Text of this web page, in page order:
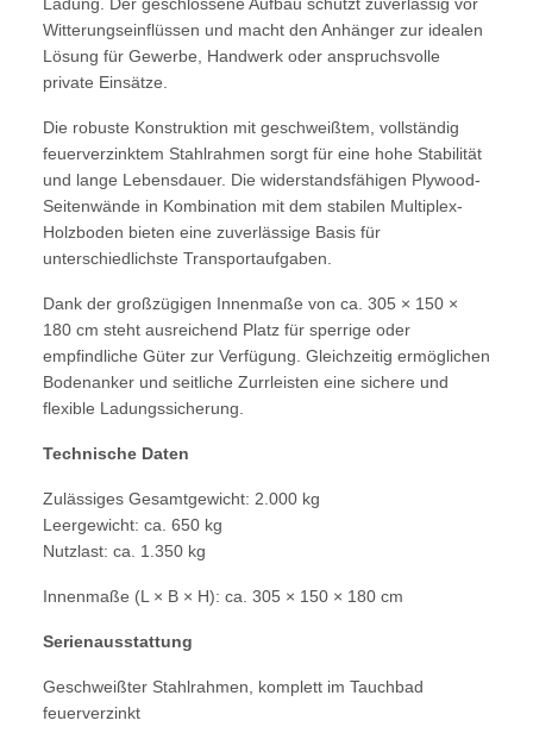
Ladung. Der geschlossene Aufbau schützt zuverlässig vor
Witterungseinflüssen und macht den Anhänger zur idealen
Lösung für Gewerbe, Handwerk oder anspruchsvolle
private Einsätze.
Die robuste Konstruktion mit geschweißtem, vollständig
feuerverzinktem Stahlrahmen sorgt für eine hohe Stabilität
und lange Lebensdauer. Die widerstandsfähigen Plywood-
Seitenwände in Kombination mit dem stabilen Multiplex-
Holzboden bieten eine zuverlässige Basis für
unterschiedlichste Transportaufgaben.
Dank der großzügigen Innenmaße von ca. 305 × 150 ×
180 cm steht ausreichend Platz für sperrige oder
empfindliche Güter zur Verfügung. Gleichzeitig ermöglichen
Bodenanker und seitliche Zurrleisten eine sichere und
flexible Ladungssicherung.
Technische Daten
Zulässiges Gesamtgewicht: 2.000 kg
Leergewicht: ca. 650 kg
Nutzlast: ca. 1.350 kg
Innenmaße (L × B × H): ca. 305 × 150 × 180 cm
Serienausstattung
Geschweißter Stahlrahmen, komplett im Tauchbad
feuerverzinkt